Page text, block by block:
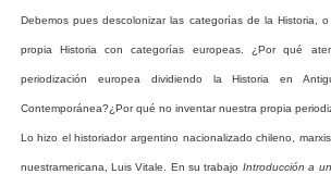
Debemos pues descolonizar las categorías de la Historia,
propia Historia con categorías europeas. ¿Por qué
periodización europea dividiendo la Historia en
Contemporánea?¿Por qué no inventar nuestra propia
Lo hizo el historiador argentino nacionalizado chileno,
nuestramericana, Luis Vitale. En su trabajo Introducción a